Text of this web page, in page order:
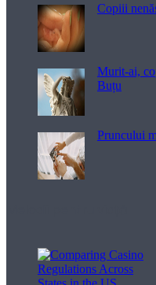
Copiii
Murit-ai,
Buțu
Pruncului